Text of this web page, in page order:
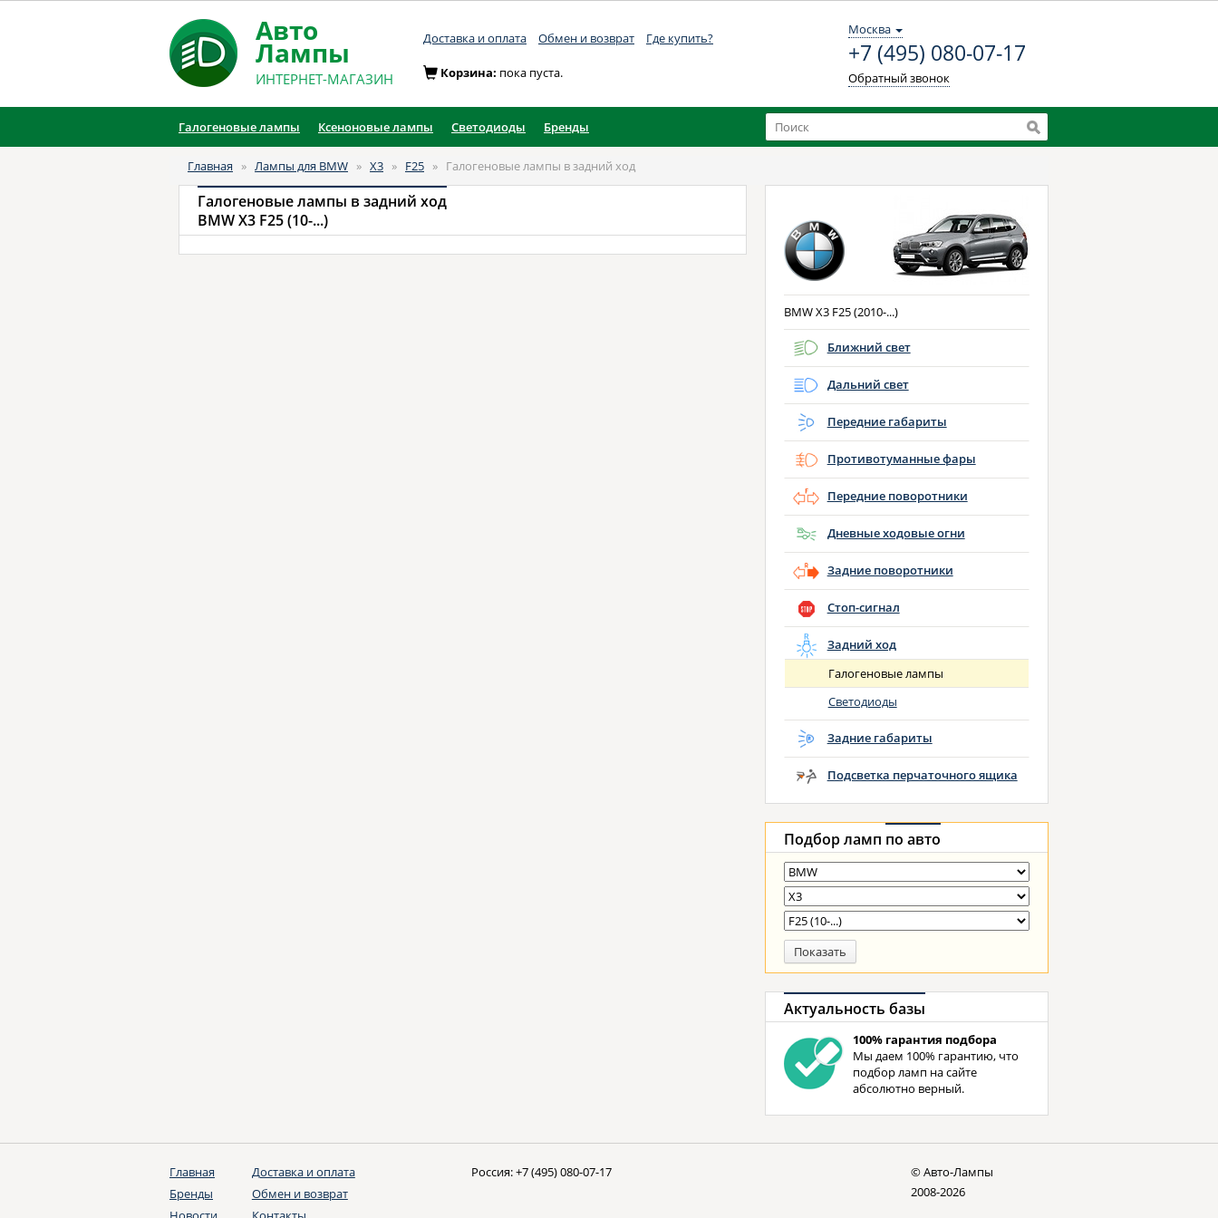
Авто
Лампы
ИНТЕРНЕТ-МАГАЗИН
Доставка и оплата Обмен и возврат Где купить?
Москва
+7 (495) 080-07-17
Обратный звонок
Корзина: пока пуста.
Галогеновые лампы Ксеноновые лампы Светодиоды Бренды
Главная » Лампы для BMW » X3 » F25 » Галогеновые лампы в задний ход
Галогеновые лампы в задний ход
BMW X3 F25 (10-...)
BMW X3 F25 (2010-...)
Ближний свет
Дальний свет
Передние габариты
Противотуманные фары
Передние поворотники
Дневные ходовые огни
Задние поворотники
Стоп-сигнал
Задний ход
Галогеновые лампы
Светодиоды
Задние габариты
Подсветка перчаточного ящика
Подбор ламп по авто
Показать
Актуальность базы
100% гарантия подбора
Мы даем 100% гарантию, что
подбор ламп на сайте
абсолютно верный.
Главная
Бренды
Доставка и оплата
Обмен и возврат
Россия:+7 (495) 080-07-17
© Авто-Лампы
2008-2026